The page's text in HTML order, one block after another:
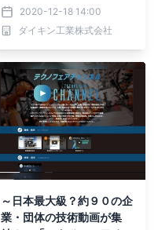
プリ2020」グランプリを
受賞
2020-12-18 14:00
ダイキン工業株式会社
～日本最大級？約９０の企
業・団体の技術動画が集